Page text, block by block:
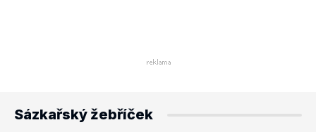
Sázkařský žebříček